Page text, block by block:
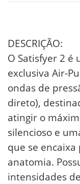
DESCRIÇÃO:
O Satisfyer 2 é
exclusiva Air-
ondas de
direto),
atingir o
silencioso e
que se
anatomia.
intensidades